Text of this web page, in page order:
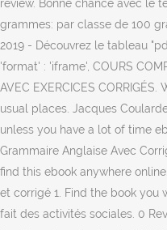
review. Bonne chance avec le
grammes: par classe de 100
2019 - Découvrez le tableau
'format' : 'iframe', COURS
AVEC EXERCICES
usual places. Jacques
unless you have a lot of time
Grammaire Anglaise Avec
find this ebook anywhere
et corrigé 1. Find the book you
fait des activités sociales. 0